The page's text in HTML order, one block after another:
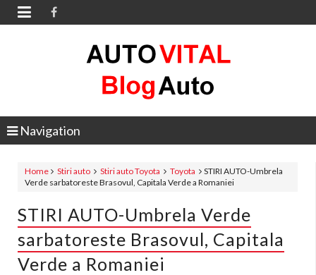

Navigation
Home Stiri auto Stiri auto Toyota Toyota
STIRI AUTO-Umbrela
Verde sarbatoreste Brasovul, Capitala Verde a Romaniei
STIRI AUTO-Umbrela Verde
sarbatoreste Brasovul, Capitala
Verde a Romaniei